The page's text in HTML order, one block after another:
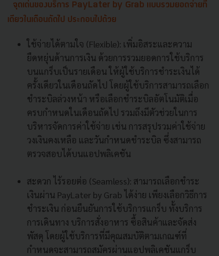
จุดเด่นของบริการ PayLater by Grab แบบรวมยอดจ่ายที
เดียวในเดือนถัดไป ประกอบไปด้วย
ใช้จ่ายได้ตามใจ (Flexible): เพิ่มอิสระและความ
ยืดหยุ่นด้านการเงิน ด้วยการรวมยอดการใช้บริการ
บนแกร็บเป็นรายเดือน ให้ผู้ใช้บริการชำระเงินได้
ครั้งเดียวในเดือนถัดไป โดยผู้ใช้บริการสามารถเลือก
ชำระบิลล่วงหน้า หรือเลือกชำระบิลอัตโนมัติเมื่อ
ครบกำหนดในเดือนถัดไป รวมถึงมีตัวช่วยในการ
บริหารจัดการค่าใช้จ่าย เช่น การสรุปรวมค่าใช้จ่าย
วงเงินคงเหลือ และวันกำหนดชำระบิล ซึ่งสามารถ
ตรวจสอบได้บนแอปพลิเคชัน
สะดวก ไร้รอยต่อ (Seamless): สามารถเลือกชำระ
เงินผ่าน PayLater by Grab ได้ง่าย เพียงเลือกวิธีการ
ชำระเงิน ก่อนยืนยันการใช้บริการแกร็บ ทั้งบริการ
การเดินทาง บริการสั่งอาหาร ซื้อสินค้าและจัดส่ง
พัสดุ โดยผู้ใช้บริการที่มีคุณสมบัติตามเกณฑ์ที่
กำหนดจะสามารถสมัครผ่านแอปพลิเคชันแกร็บ